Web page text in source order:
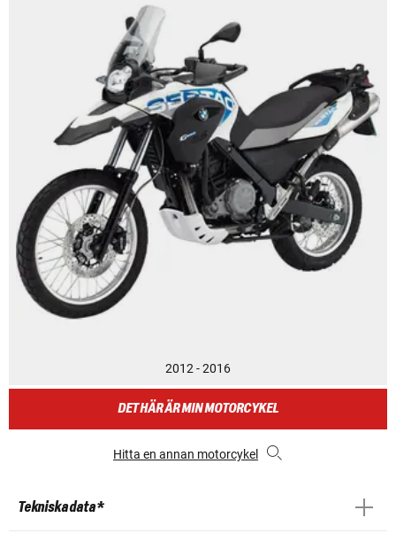
2012 - 2016
DET HÄR ÄR MIN MOTORCYKEL
Hitta en annan motorcykel
Tekniska data *